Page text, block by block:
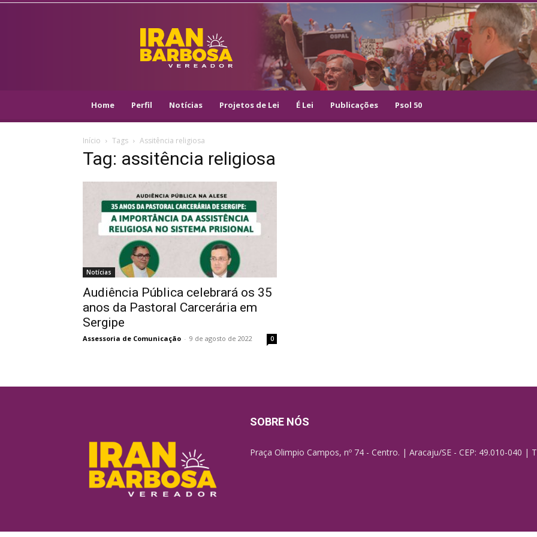
IRAN
BARBOSA
–
VEREADOR
–
Home Perfil Notícias Projetos de Lei É Lei Publicações Psol 50
Início Tags Assitência religiosa
Tag: assitência religiosa
Notícias
Audiência Pública celebrará os 35
anos da Pastoral Carcerária em
Sergipe
Assessoria de Comunicação - 9 de agosto de 2022 0
SOBRE NÓS
Praça Olimpio Campos, nº 74 - Centro. | Aracaju/SE - CEP: 49.010-040 |